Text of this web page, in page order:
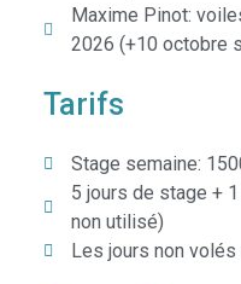
Maxime Pinot:
2026 (+10 octobre
Tarifs
Stage semaine:
5 jours de stage +
non utilisé)
Les jours non